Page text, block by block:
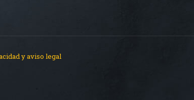
y aviso legal